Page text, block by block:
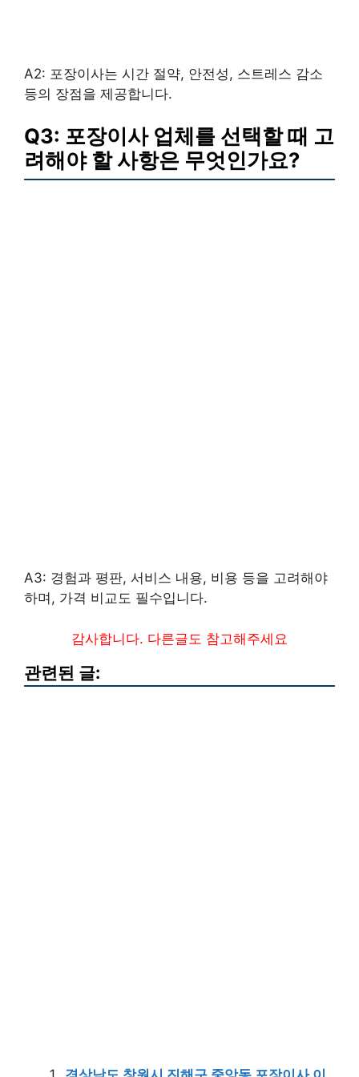
A2: 포장이사는 시간 절약, 안전성, 스트레스 감소
등의 장점을 제공합니다.
Q3: 포장이사 업체를 선택할 때 고
려해야 할 사항은 무엇인가요?
A3: 경험과 평판, 서비스 내용, 비용 등을 고려해야
하며, 가격 비교도 필수입니다.
감사합니다. 다른글도 참고해주세요
관련된 글: